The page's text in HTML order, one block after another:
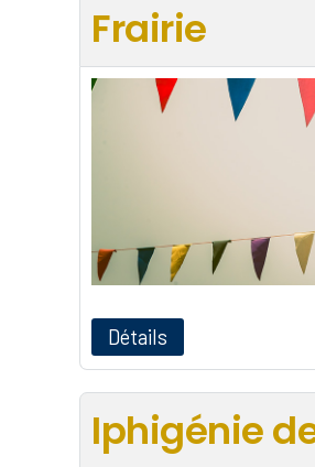
Frairie
Détails
Iphigénie